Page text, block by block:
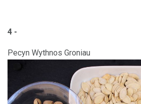
4 -
Pecyn Wythnos Groniau